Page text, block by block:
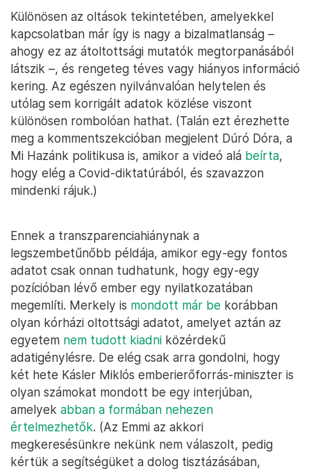
Különösen az oltások tekintetében, amelyekkel
kapcsolatban már így is nagy a bizalmatlanság –
ahogy ez az átoltottsági mutatók megtorpanásából
látszik –, és rengeteg téves vagy hiányos információ
kering. Az egészen nyilvánvalóan helytelen és
utólag sem korrigált adatok közlése viszont
különösen rombolóan hathat. (Talán ezt érezhette
meg a kommentszekcióban megjelent Dúró Dóra, a
Mi Hazánk politikusa is, amikor a videó alá beírta,
hogy elég a Covid-diktatúrából, és szavazzon
mindenki rájuk.)
Ennek a transzparenciahiánynak a
legszembetűnőbb példája, amikor egy-egy fontos
adatot csak onnan tudhatunk, hogy egy-egy
pozícióban lévő ember egy nyilatkozatában
megemlíti. Merkely is mondott már be korábban
olyan kórházi oltottsági adatot, amelyet aztán az
egyetem nem tudott kiadni közérdekű
adatigénylésre. De elég csak arra gondolni, hogy
két hete Kásler Miklós emberierőforrás-miniszter is
olyan számokat mondott be egy interjúban,
amelyek abban a formában nehezen
értelmezhetők. (Az Emmi az akkori
megkeresésünkre nekünk nem válaszolt, pedig
kértük a segítségüket a dolog tisztázásában,